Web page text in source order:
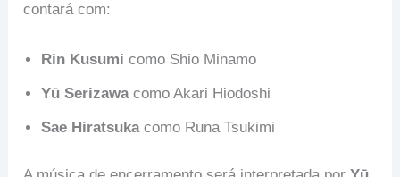
contará com:
Rin Kusumi como Shio Minamo
Yū Serizawacomo Akari Hiodoshi
Sae Hiratsukacomo Runa Tsukimi